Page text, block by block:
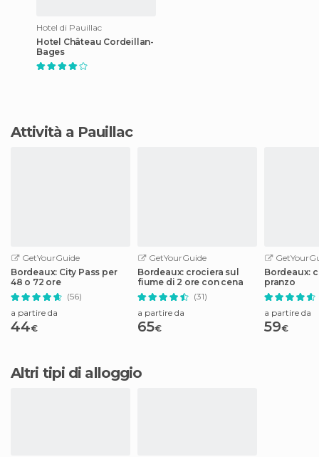
Hotel di Pauillac
Hotel Château Cordeillan-
Bages
Attività a Pauillac
GetYourGuide
Bordeaux: City Pass per
48 o 72 ore
(56)
a partire da
44€
GetYourGuide
Bordeaux: crociera sul
fiume di 2 ore con cena
(31)
a partire da
65€
Bordeaux:
pranzo
a partire da
59€
Altri tipi di alloggio